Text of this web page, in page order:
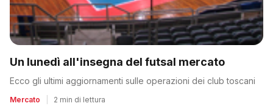
Un lunedì all'insegna del futsal mercato
Ecco gli ultimi aggiornamenti sulle operazioni dei club toscani
Mercato 2 min di lettura